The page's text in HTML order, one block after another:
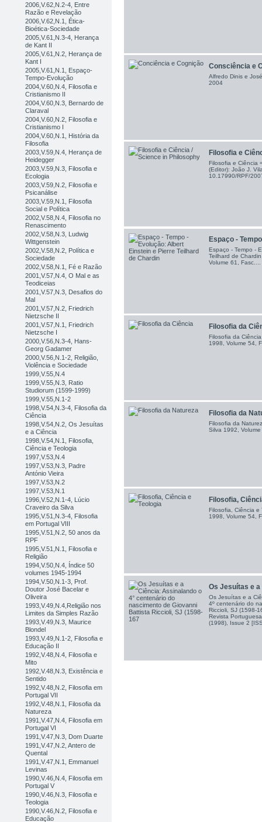
2006,V.62,N.2-4, Entre
Razão e Revelação
2006,V.62,N.1, Ética-
Bioética-Sociedade
2005,V.61,N.3-4, Herança
de Kant II
2005,V.61,N.2, Herança de
Kant I
2005,V.61,N.1, Espaço-
Tempo-Evolução
2004,V.60,N.4, Filosofia e
Cristianismo II
2004,V.60,N.3, Bernardo de
Claraval
2004,V.60,N.2, Filosofia e
Cristianismo I
2004,V.60,N.1, História da
Filosofia
2003,V.59,N.4, Herança de
Heidegger
2003,V.59,N.3, Filosofia e
Ecologia
2003,V.59,N.2, Filosofia e
Psicanálise
2003,V.59,N.1, Filosofia
Social e Política
2002,V.58,N.4, Filosofia no
Renascimento
2002,V.58,N.3, Ludwig
Wittgenstein
2002,V.58,N.2, Política e
Sociedade
2002,V.58,N.1, Fé e Razão
2001,V.57,N.4, O Mal e as
Teodiceias
2001,V.57,N.3, Desafios do
Mal
2001,V.57,N.2, Friedrich
Nietzsche II
2001,V.57,N.1, Friedrich
Nietzsche I
2000,V.56,N.3-4, Hans-
Georg Gadamer
2000,V.56,N.1-2, Religião,
Violência e Sociedade
1999,V.55,N.4
1999,V.55,N.3, Ratio
Studiorum (1599-1999)
1999,V.55,N.1-2
1998,V.54,N.3-4, Filosofia da
Ciência
1998,V.54,N.2, Os Jesuítas
e a Ciência
1998,V.54,N.1, Filosofia,
Ciência e Teologia
1997,V.53,N.4
1997,V.53,N.3, Padre
António Vieira
1997,V.53,N.2
1997,V.53,N.1
1996,V.52,N.1-4, Lúcio
Craveiro da Silva
1995,V.51,N.3-4, Filosofia
em Portugal VIII
1995,V.51,N.2, 50 anos da
RPF
1995,V.51,N.1, Filosofia e
Religião
1994,V.50,N.4, Índice 50
volumes 1945-1994
1994,V.50,N.1-3, Prof.
Doutor José Bacelar e
Oliveira
1993,V.49,N.4,Religião nos
Limites da Simples Razão
1993,V.49,N.3, Maurice
Blondel
1993,V.49,N.1-2, Filosofia e
Educação II
1992,V.48,N.4, Filosofia e
Mito
1992,V.48,N.3, Existência e
Sentido
1992,V.48,N.2, Filosofia em
Portugal VII
1992,V.48,N.1, Filosofia da
Natureza
1991,V.47,N.4, Filosofia em
Portugal VI
1991,V.47,N.3, Dom Duarte
1991,V.47,N.2, Antero de
Quental
1991,V.47,N.1, Emmanuel
Levinas
1990,V.46,N.4, Filosofia em
Portugal V
1990,V.46,N.3, Filosofia e
Teologia
1990,V.46,N.2, Filosofia e
Educação
Consciência e
Alfredo Dinis e
2004
Filosofia e
Filosofia e Ciência
(Editor): João J.
10.17990/RPF/
Espaço -
Espaço - Tempo -
Teilhard de
Volume 61, Fasc....
Filosofia da
Filosofia da
1998, Volume 54,
Filosofia da
Filosofia da
Silva 1992,
Filosofia,
Filosofia, Ciência e
1998, Volume 54,
Os Jesuítas e a
Os Jesuítas e a
4º centenário do
Riccioli, SJ (1598-
Revista
(1998), Issue 2